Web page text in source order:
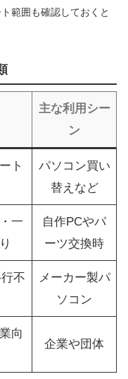
範囲も確認しておくと
主な利用シー
ン
ト
パソコン買い
替えなど
一
自作PCやパ
ーツ交換時
不
メーカー製パ
ソコン
向
企業や団体